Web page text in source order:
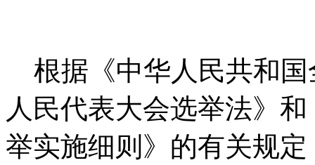
根据《中华人民共和
人民代表大会选举法》
举实施细则》的有关规